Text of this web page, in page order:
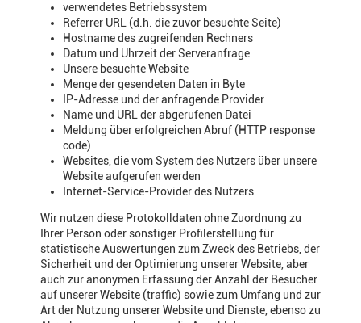
verwendetes Betriebssystem
Referrer URL (d.h. die zuvor besuchte Seite)
Hostname des zugreifenden Rechners
Datum und Uhrzeit der Serveranfrage
Unsere besuchte Website
Menge der gesendeten Daten in Byte
IP-Adresse und der anfragende Provider
Name und URL der abgerufenen Datei
Meldung über erfolgreichen Abruf (HTTP response
code)
Websites, die vom System des Nutzers über unsere
Website aufgerufen werden
Internet-Service-Provider des Nutzers
Wir nutzen diese Protokolldaten ohne Zuordnung zu
Ihrer Person oder sonstiger Profilerstellung für
statistische Auswertungen zum Zweck des Betriebs, der
Sicherheit und der Optimierung unserer Website, aber
auch zur anonymen Erfassung der Anzahl der Besucher
auf unserer Website (traffic) sowie zum Umfang und zur
Art der Nutzung unserer Website und Dienste, ebenso zu